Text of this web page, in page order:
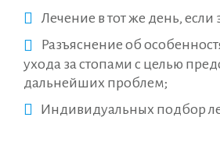
Лечение в тот же день,
Разъяснение об
ухода за стопами с целью
дальнейших проблем;
Индивидуальных подбор